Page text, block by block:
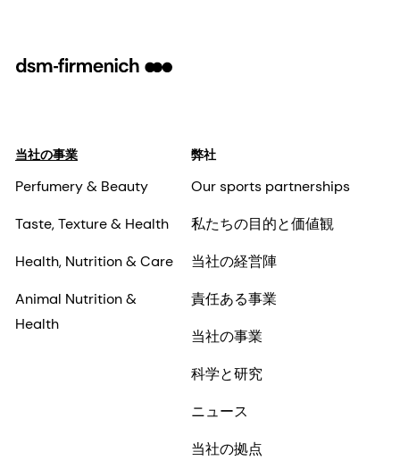
当社の事業
Perfumery & Beauty
Taste, Texture & Health
Health, Nutrition & Care
Animal Nutrition &
Health
弊社
Our sports partnerships
私たちの目的と価値観
当社の経営陣
責任ある事業
当社の事業
科学と研究
ニュース
当社の拠点